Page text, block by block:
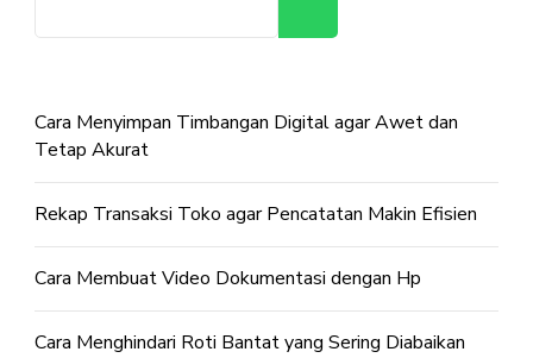
Cara Menyimpan Timbangan Digital agar Awet dan
Tetap Akurat
Rekap Transaksi Toko agar Pencatatan Makin Efisien
Cara Membuat Video Dokumentasi dengan Hp
Cara Menghindari Roti Bantat yang Sering Diabaikan